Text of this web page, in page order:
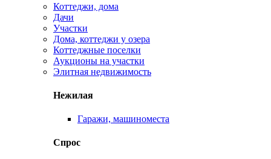
Коттеджи, дома
Дачи
Участки
Дома, коттеджи у озера
Коттеджные поселки
Аукционы на участки
Элитная недвижимость
Нежилая
Гаражи, машиноместа
Спрос